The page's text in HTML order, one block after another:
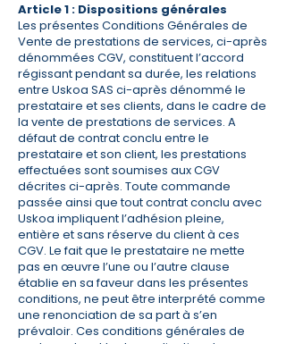
Article 1 : Dispositions générales
Les présentes Conditions Générales de
Vente de prestations de services, ci-après
dénommées CGV, constituent l’accord
régissant pendant sa durée, les relations
entre Uskoa SAS ci-après dénommé le
prestataire et ses clients, dans le cadre de
la vente de prestations de services. A
défaut de contrat conclu entre le
prestataire et son client, les prestations
effectuées sont soumises aux CGV
décrites ci-après. Toute commande
passée ainsi que tout contrat conclu avec
Uskoa impliquent l’adhésion pleine,
entière et sans réserve du client à ces
CGV. Le fait que le prestataire ne mette
pas en œuvre l’une ou l’autre clause
établie en sa faveur dans les présentes
conditions, ne peut être interprété comme
une renonciation de sa part à s’en
prévaloir. Ces conditions générales de